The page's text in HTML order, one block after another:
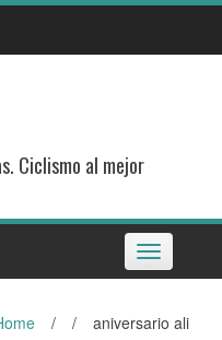
Ciclismo al mejor
Toggle
navigation
/ / aniversario ali